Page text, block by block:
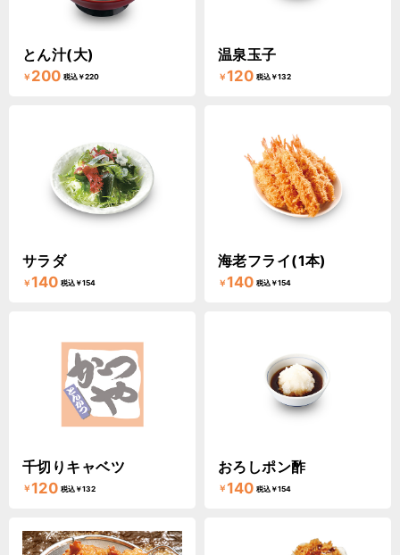
とん汁(大)
￥ 200 税込￥220
温泉玉子
￥120 税込￥132
サラダ
￥140 税込￥154
海老フライ(1本)
￥140 税込￥154
千切りキャベツ
￥120 税込￥132
おろしポン酢
￥140 税込￥154